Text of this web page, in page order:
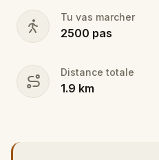
Tu vas marcher
2500 pas
Distance totale
1.9 km